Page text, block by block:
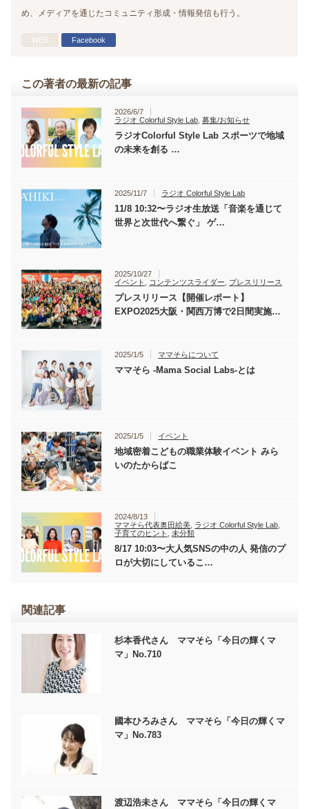
め、メディアを通じたコミュニティ形成・情報発信も行う。
WEB Facebook
この著者の最新の記事
2026/6/7
ラジオ Colorful Style Lab ,募集/お知らせ
ラジオColorful Style Lab スポーツで地域
の未来を創る …
2025/11/7 ラジオ Colorful Style Lab
11/8 10:32〜ラジオ生放送「音楽を通じて
世界と次世代へ繋ぐ」 ゲ…
2025/10/27
イベント
コンテンツスライダー プレスリリース
プレスリリース【開催レポート】
EXPO2025大阪・関西万博で2日間実施…
2025/1/5 ママそらについて
ママそら -Mama Social Labs-とは
2025/1/5 イベント
地域密着こどもの職業体験イベント みら
いのたからばこ
2024/8/13
ママそら代表奥田絵美 ラジオ Colorful Style Lab
子育てのヒント
,未分類
8/17 10:03〜大人気SNSの中の人 発信のプ
ロが大切にしているこ…
関連記事
杉本香代さん ママそら「今日の輝くマ
マ」No.710
國本ひろみさん ママそら「今日の輝くマ
マ」No.783
渡辺浩未さん ママそら「今日の輝くマ